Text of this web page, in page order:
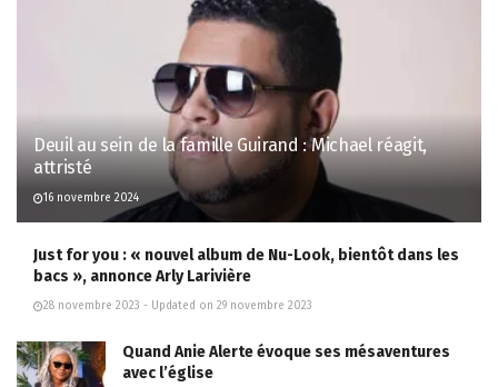
Deuil au sein de la famille Guirand : Michael réagit,
attristé
16 novembre 2024
Just for you : « nouvel album de Nu-Look, bientôt dans les
bacs », annonce Arly Larivière
28 novembre 2023 - Updated on 29 novembre 2023
Quand Anie Alerte évoque ses mésaventures
avec l’église